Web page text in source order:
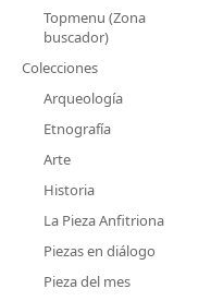
Topmenu (Zona
buscador)
Colecciones
Arqueología
Etnografía
Arte
Historia
La Pieza Anfitriona
Piezas en diálogo
Pieza del mes